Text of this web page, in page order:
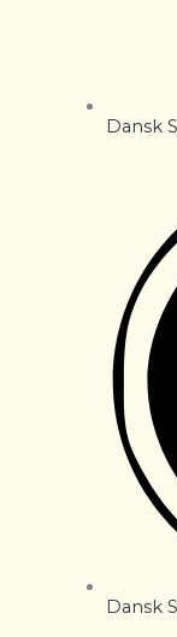
Dansk
Dansk